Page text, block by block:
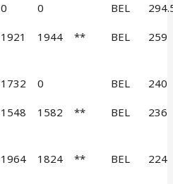
0 0 BEL
1921 1944 ** BEL 259
1732 0 BEL 240
1548 1582 ** BEL 236
1964 1824 ** BEL 224